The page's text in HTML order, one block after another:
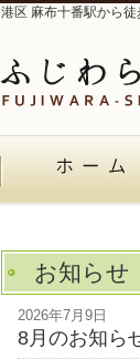
港区 麻布十番駅から
お知らせ
2026年7月9日
8月のお知ら